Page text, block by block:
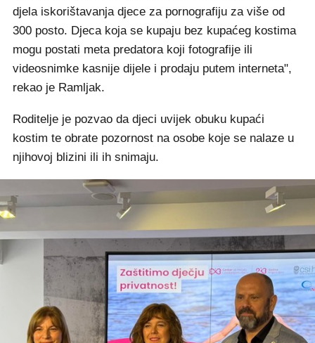
djela iskorištavanja djece za pornografiju za više od
300 posto. Djeca koja se kupaju bez kupaćeg kostima
mogu postati meta predatora koji fotografije ili
videosnimke kasnije dijele i prodaju putem interneta",
rekao je Ramljak.
Roditelje je pozvao da djeci uvijek obuku kupaći
kostim te obrate pozornost na osobe koje se nalaze u
njihovoj blizini ili ih snimaju.